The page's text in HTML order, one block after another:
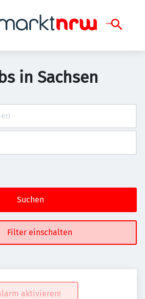
in Sachsen
Suchen
Filter einschalten
aktivieren!